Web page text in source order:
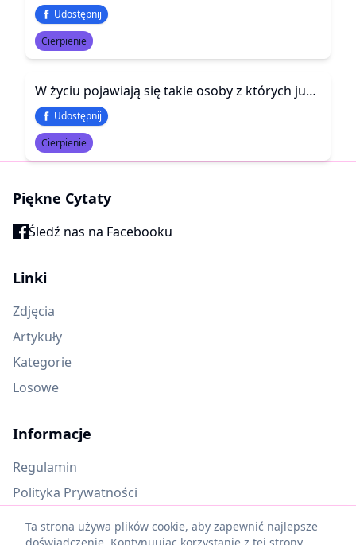
Udostępnij
Cierpienie
W życiu pojawiają się takie osoby z których już nigdy nie jesteś w stanie się wyleczyć - a najbardziej boli gdy widzisz, że są szczęśliwe właśnie bez Ciebie.
Udostępnij
Cierpienie
Piękne Cytaty
Śledź nas na Facebooku
Linki
Zdjęcia
Artykuły
Kategorie
Losowe
Informacje
Regulamin
Polityka Prywatności
Oczekujące materiały
Ta strona używa plików cookie, aby zapewnić najlepsze